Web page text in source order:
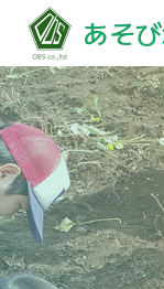
あそ